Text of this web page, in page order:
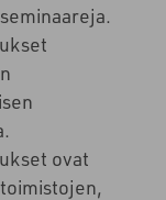
ovat